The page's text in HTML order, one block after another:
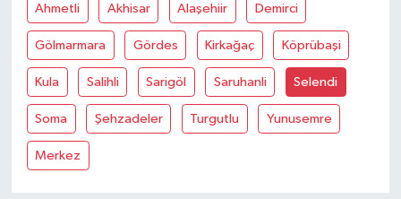
Ahmetli Akhisar Alaşehiir Demirci
Gölmarmara Gördes Kirkağaç Köprübaşi
Kula Salihli Sarigöl Saruhanli Selendi
Soma Şehzadeler Turgutlu Yunusemre
Merkez